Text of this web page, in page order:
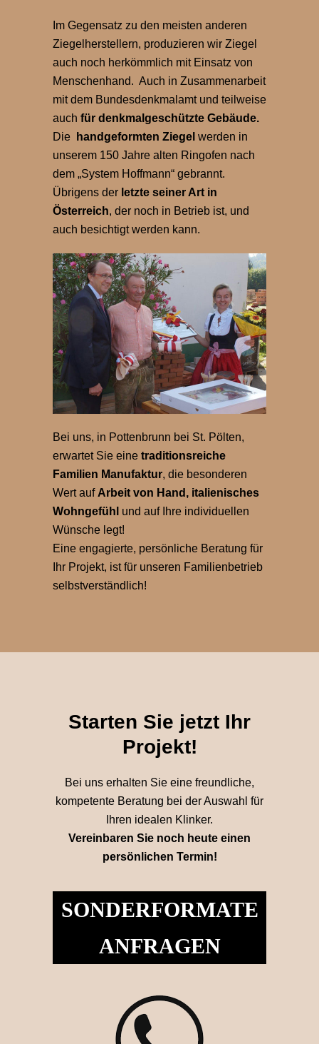
Im Gegensatz zu den meisten anderen
Ziegelherstellern, produzieren wir Ziegel
auch noch herkömmlich mit Einsatz von
Menschenhand. Auch in Zusammenarbeit
mit dem Bundesdenkmalamt und teilweise
auch für denkmalgeschützte Gebäude.
Die
handgeformten Ziegel werden in
unserem 150 Jahre alten Ringofen nach
dem „System Hoffmann“ gebrannt.
Übrigens der letzte seiner Art in
Österreich, der noch in Betrieb ist, und
auch besichtigt werden kann.
Bei uns, in Pottenbrunn bei St. Pölten,
erwartet Sie eine traditionsreiche
Familien Manufaktur, die besonderen
Wert auf Arbeit von Hand, italienisches
Wohngefühl und auf Ihre individuellen
Wünsche legt!
Eine engagierte, persönliche Beratung für
Ihr Projekt, ist für unseren Familienbetrieb
selbstverständlich!
Starten Sie jetzt Ihr
Projekt!
Bei uns erhalten Sie eine freundliche,
kompetente Beratung bei der Auswahl für
Ihren idealen Klinker.
Vereinbaren Sie noch heute einen
persönlichen Termin!
SONDERFORMATE
ANFRAGEN